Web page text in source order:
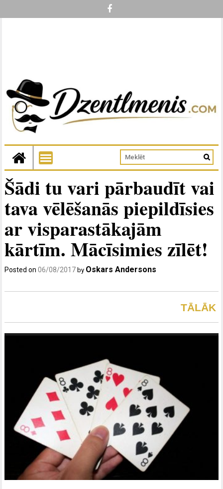
Šādi tu vari pārbaudīt vai
tava vēlēšanās piepildīsies
ar visparastākajām
kārtīm. Mācīsimies zīlēt!
Posted on06/08/2017 by Oskars Andersons
TĀLĀK